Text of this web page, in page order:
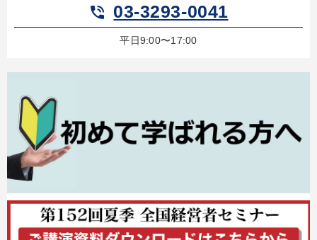
phone_in_talk 03-3293-0041
平日9:00〜17:00